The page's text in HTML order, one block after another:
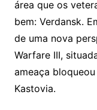
área que os
bem: Verdansk.
de uma nova
Warfare III,
ameaça
Kastovia.